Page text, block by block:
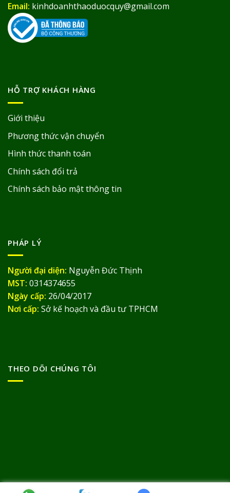
Email: kinhdoanhthaoduocquy@gmail.com
HỖ TRỢ KHÁCH HÀNG
Giới thiệu
Phương thức vận chuyển
Hình thức thanh toán
Chính sách đổi trả
Chính sách bảo mật thông tin
PHÁP LÝ
Người đại diện: Nguyễn Đức Thịnh
MST: 0314374655
Ngày cấp: 26/04/2017
Nơi cấp: Sở kế hoạch và đầu tư TPHCM
THEO DÕI CHÚNG TÔI